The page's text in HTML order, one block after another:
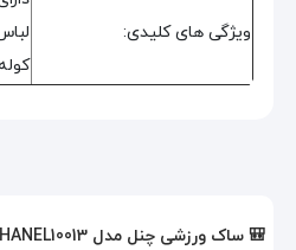
ویژگی های کلیدی:
کوله
🎒 ساک ورزشی چنل مدل CHANEL10013